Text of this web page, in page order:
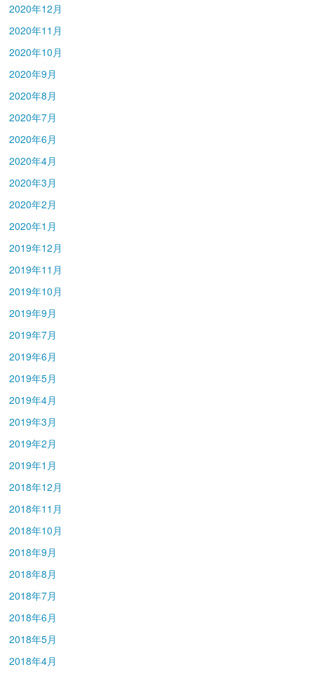
2020年12月
2020年11月
2020年10月
2020年9月
2020年8月
2020年7月
2020年6月
2020年4月
2020年3月
2020年2月
2020年1月
2019年12月
2019年11月
2019年10月
2019年9月
2019年7月
2019年6月
2019年5月
2019年4月
2019年3月
2019年2月
2019年1月
2018年12月
2018年11月
2018年10月
2018年9月
2018年8月
2018年7月
2018年6月
2018年5月
2018年4月